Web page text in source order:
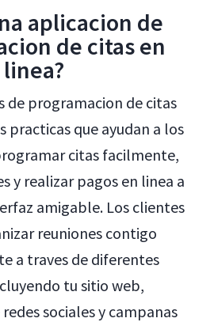
aplicacion de
de citas en
linea?
de programacion de citas
practicas que ayudan a los
citas facilmente,
y realizar pagos en linea a
amigable. Los clientes
reuniones contigo
a traves de diferentes
tu sitio web,
sociales y campanas